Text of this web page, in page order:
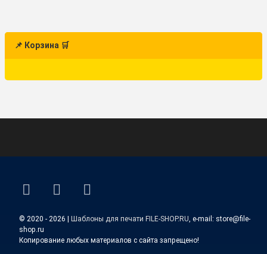
📌 Корзина 🛒
ВКонтакте
YouTube
E-mail
© 2020 - 2026 | Шаблоны для печати FILE-SHOP.RU , e-mail: store@file-
shop.ru
Копирование любых материалов с сайта запрещено!